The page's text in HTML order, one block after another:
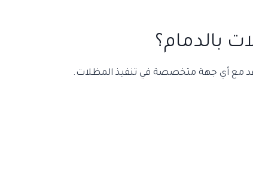
بالدمام؟
مع أي جهة متخصصة في تنفيذ المظلات.